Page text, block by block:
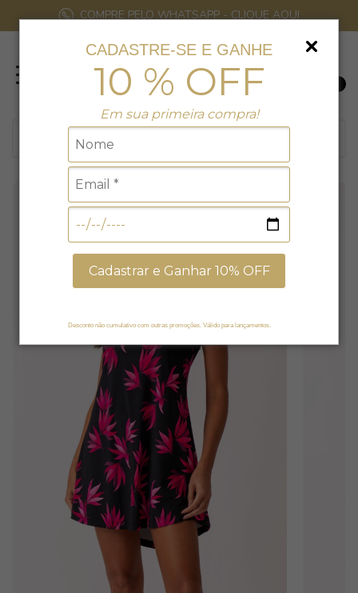
CADASTRE-SE E GANHE
10 % OFF
Em sua primeira compra!
Cadastrar e Ganhar 10% OFF
Desconto não cumulativo com outras promoções. Válido para lançamentos.
COMPRE PELO WHATSAPP - CLIQUE AQUI